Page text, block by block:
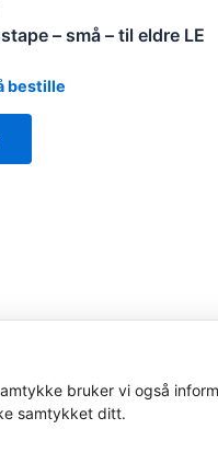
– små – til eldre LE
bestille
bruker vi også
samtykket ditt.